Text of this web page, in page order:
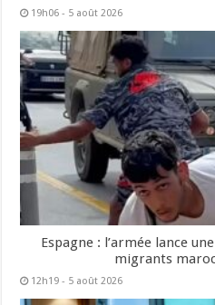
19h06 - 5 août 2026
Espagne : l’armée lance
migrants
12h19 - 5 août 2026